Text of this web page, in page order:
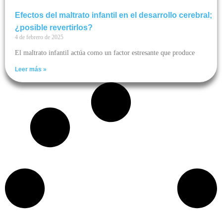
Efectos del maltrato infantil en el desarrollo cerebral;
¿posible revertirlos?
4 de febrero de 2025
El maltrato infantil actúa como un factor estresante que produce
Leer más »